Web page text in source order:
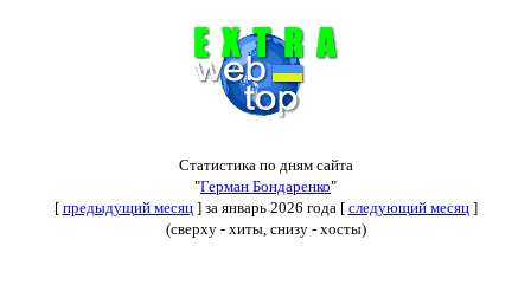
Статистика по дням сайта
"Герман Бондаренко"
[ предыдущий месяц] за январь 2026 года [ следующий месяц]
(сверху - хиты, снизу - хосты)